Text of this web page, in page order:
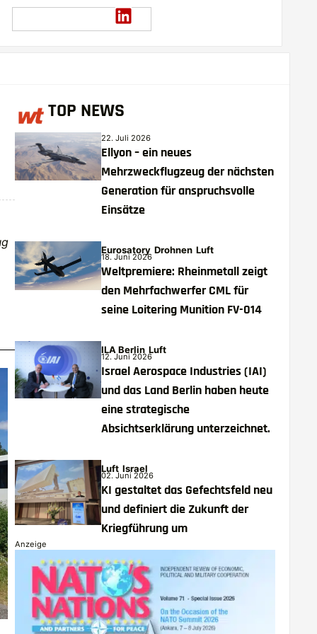
TOP NEWS
22. Juli 2026
Ellyon – ein neues
Mehrzweckflugzeug der nächsten
Generation für anspruchsvolle
Einsätze
Eurosatory Drohnen Luft
18. Juni 2026
Weltpremiere: Rheinmetall zeigt
den Mehrfachwerfer CML für
seine Loitering Munition FV-014
ILA Berlin Luft
12. Juni 2026
Israel Aerospace Industries (IAI)
und das Land Berlin haben heute
eine strategische
Absichtserklärung unterzeichnet.
Luft Israel
02. Juni 2026
KI gestaltet das Gefechtsfeld neu
und definiert die Zukunft der
Kriegführung um
Anzeige